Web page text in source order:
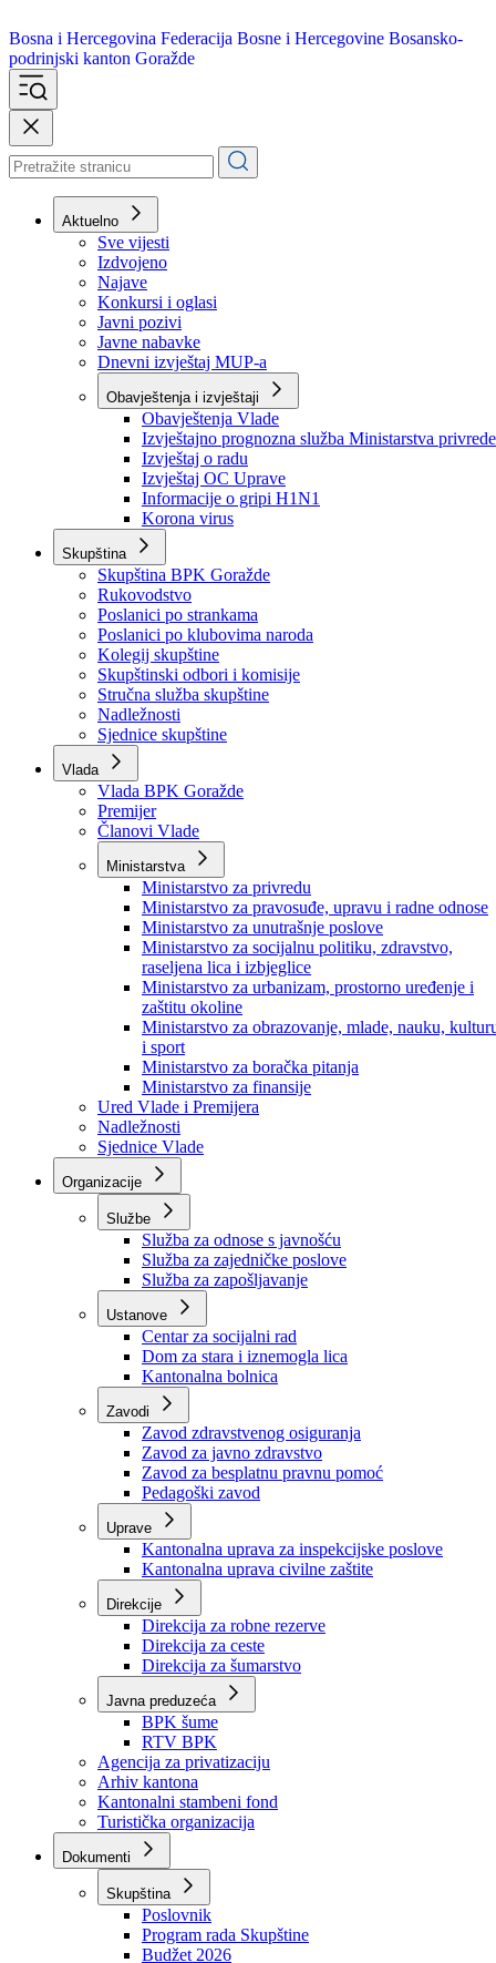
Bosna i Hercegovina
podrinjski kanton Goražde
Aktuelno
Sve vijesti
Izdvojeno
Najave
Konkursi i oglasi
Javni pozivi
Javne nabavke
Dnevni izvještaj MUP-a
Obavještenja i izvještaji
Obavještenja Vlade
Izvještajno prognozna služba Ministarstva privrede
Izvještaj o radu
Izvještaj OC Uprave
Informacije o gripi H1N1
Korona virus
Skupština
Skupština BPK Goražde
Rukovodstvo
Poslanici po strankama
Poslanici po klubovima naroda
Kolegij skupštine
Skupštinski odbori i komisije
Stručna služba skupštine
Nadležnosti
Sjednice skupštine
Vlada
Vlada BPK Goražde
Premijer
Članovi Vlade
Ministarstva
Ministarstvo za privredu
Ministarstvo za pravosuđe, upravu i radne odnose
Ministarstvo za unutrašnje poslove
Ministarstvo za socijalnu politiku, zdravstvo,
raseljena lica i izbjeglice
Ministarstvo za urbanizam, prostorno uređenje i
zaštitu okoline
Ministarstvo za obrazovanje, mlade, nauku,
i sport
Ministarstvo za boračka pitanja
Ministarstvo za finansije
Ured Vlade i Premijera
Nadležnosti
Sjednice Vlade
Organizacije
Službe
Služba za odnose s javnošću
Služba za zajedničke poslove
Služba za zapošljavanje
Ustanove
Centar za socijalni rad
Dom za stara i iznemogla lica
Kantonalna bolnica
Zavodi
Zavod zdravstvenog osiguranja
Zavod za javno zdravstvo
Zavod za besplatnu pravnu pomoć
Pedagoški zavod
Kantonalna uprava za inspekcijske poslove
Kantonalna uprava civilne zaštite
Direkcije
Direkcija za robne rezerve
Direkcija za ceste
Direkcija za šumarstvo
Javna preduzeća
BPK šume
RTV BPK
Agencija za privatizaciju
Arhiv kantona
Kantonalni stambeni fond
Turistička organizacija
Dokumenti
Skupština